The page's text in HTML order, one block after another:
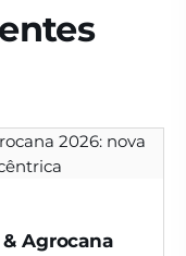
Agrocana